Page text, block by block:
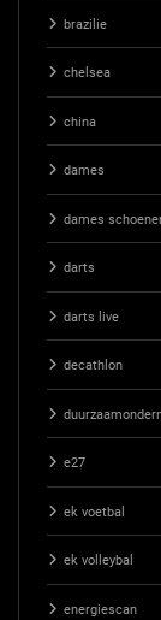
brazilie
chelsea
china
dames
dames
darts
darts live
decathlon
e27
ek voetbal
ek volleybal
energiescan